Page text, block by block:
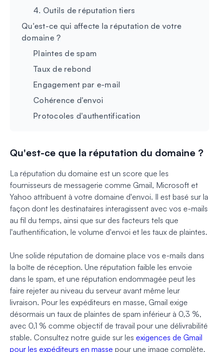
4. Outils de réputation tiers
Qu'est-ce qui affecte la réputation de votre
domaine ?
Plaintes de spam
Taux de rebond
Engagement par e-mail
Cohérence d'envoi
Protocoles d'authentification
Qu'est-ce que la réputation du domaine ?
La réputation du domaine est un score que les
fournisseurs de messagerie comme Gmail, Microsoft et
Yahoo attribuent à votre domaine d'envoi. Il est basé sur la
façon dont les destinataires interagissent avec vos e-mails
au fil du temps, ainsi que sur des facteurs tels que
l'authentification, le volume d'envoi et les taux de plaintes.
Une solide réputation de domaine place vos e-mails dans
la boîte de réception. Une réputation faible les envoie
dans le spam, et une réputation endommagée peut les
faire rejeter au niveau du serveur avant même leur
livraison. Pour les expéditeurs en masse, Gmail exige
désormais un taux de plaintes de spam inférieur à 0,3 %,
avec 0,1 % comme objectif de travail pour une délivrabilité
stable. Consultez notre guide sur les exigences de Gmail
pour les expéditeurs en masse pour une image complète.